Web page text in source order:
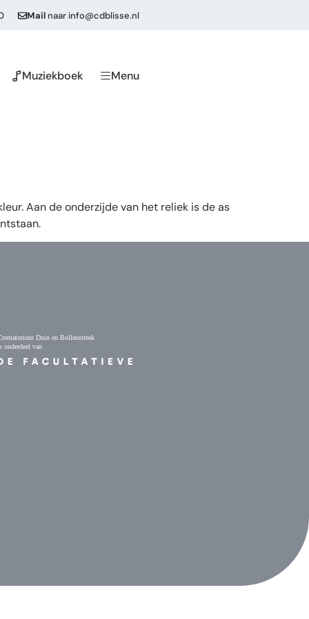
Mail naarinfo@cdblisse.nl
Muziekboek Menu
Aan de onderzijde van het reliek is de as